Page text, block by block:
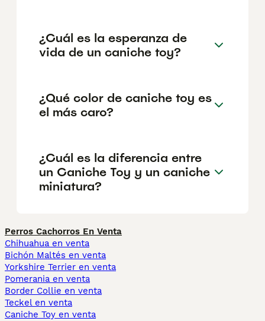
¿Cuál es la esperanza de
vida de un caniche toy?
¿Qué color de caniche toy es
el más caro?
¿Cuál es la diferencia entre
un Caniche Toy y un caniche
miniatura?
Perros Cachorros En Venta
Chihuahua en venta
Bichón Maltés en venta
Yorkshire Terrier en venta
Pomerania en venta
Border Collie en venta
Teckel en venta
Caniche Toy en venta